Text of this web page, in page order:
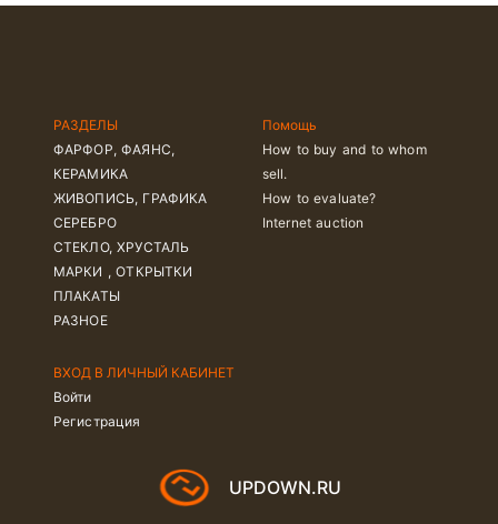
РАЗДЕЛЫ
ФАРФОР, ФАЯНС,
КЕРАМИКА
ЖИВОПИСЬ, ГРАФИКА
СЕРЕБРО
СТЕКЛО, ХРУСТАЛЬ
МАРКИ , ОТКРЫТКИ
ПЛАКАТЫ
РАЗНОЕ
Помощь
How to buy and to whom
sell.
How to evaluate?
Internet auction
ВХОД В ЛИЧНЫЙ КАБИНЕТ
Войти
Регистрация
UPDOWN.RU